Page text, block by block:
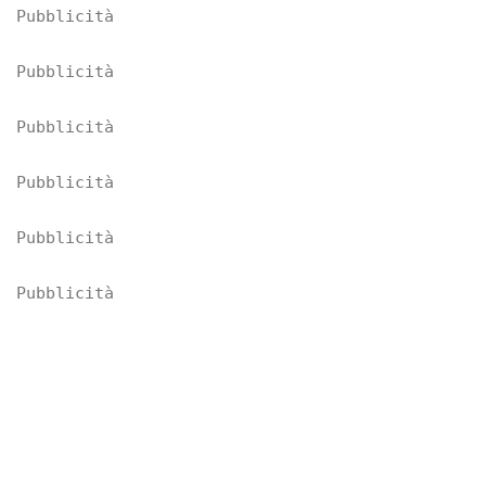
Pubblicità
Pubblicità
Pubblicità
Pubblicità
Pubblicità
Pubblicità